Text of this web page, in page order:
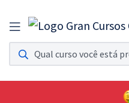
Assinatura Ilimitada 11
Acesso a todos os cursos. Teste
Assinatura OAB Até Passar